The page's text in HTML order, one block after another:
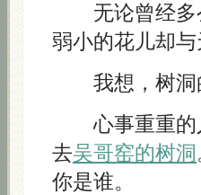
无论曾经多
弱小的花儿却与
我想，树洞
心事重重的
去吴哥窑的树洞
你是谁。